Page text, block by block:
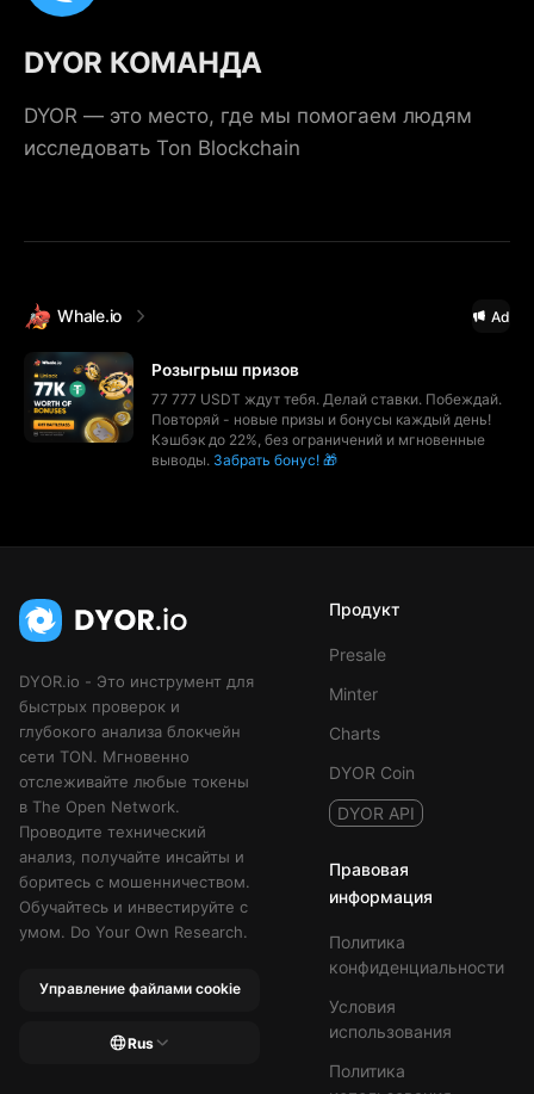
DYOR КОМАНДА
DYOR — это место, где мы помогаем людям
исследовать Ton Blockchain
Whale.io Ad
Розыгрыш призов
77 777 USDT ждут тебя. Делай ставки. Побеждай.
Повторяй - новые призы и бонусы каждый день!
Кэшбэк до 22%, без ограничений и мгновенные
выводы. Забрать бонус! 🎁
DYOR.io - Это инструмент для
быстрых проверок и
глубокого анализа блокчейн
сети TON. Мгновенно
отслеживайте любые токены
в The Open Network.
Проводите технический
анализ, получайте инсайты и
боритесь с мошенничеством.
Обучайтесь и инвестируйте с
умом. Do Your Own Research.
Управление файлами cookie
Rus
Продукт
Presale
Minter
Charts
DYOR Coin
DYOR API
Правовая
информация
Политика
конфиденциальности
Условия
использования
Политика